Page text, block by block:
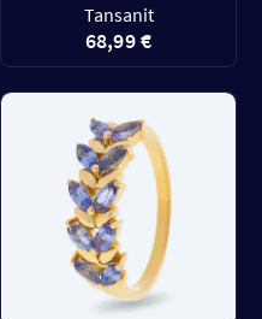
Tansanit
68,99 €